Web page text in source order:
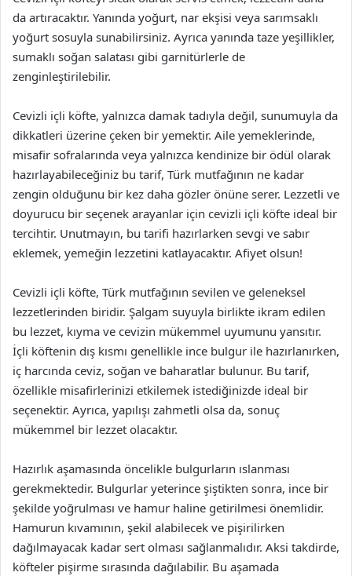
da artıracaktır. Yanında yoğurt, nar ekşisi veya sarımsaklı
yoğurt sosuyla sunabilirsiniz. Ayrıca yanında taze yeşillikler,
sumaklı soğan salatası gibi garnitürlerle de
zenginleştirilebilir.
Cevizli içli köfte, yalnızca damak tadıyla değil, sunumuyla da
dikkatleri üzerine çeken bir yemektir. Aile yemeklerinde,
misafir sofralarında veya yalnızca kendinize bir ödül olarak
hazırlayabileceğiniz bu tarif, Türk mutfağının ne kadar
zengin olduğunu bir kez daha gözler önüne serer. Lezzetli ve
doyurucu bir seçenek arayanlar için cevizli içli köfte ideal bir
tercihtir. Unutmayın, bu tarifi hazırlarken sevgi ve sabır
eklemek, yemeğin lezzetini katlayacaktır. Afiyet olsun!
Cevizli içli köfte, Türk mutfağının sevilen ve geleneksel
lezzetlerinden biridir. Şalgam suyuyla birlikte ikram edilen
bu lezzet, kıyma ve cevizin mükemmel uyumunu yansıtır.
İçli köftenin dış kısmı genellikle ince bulgur ile hazırlanırken,
iç harcında ceviz, soğan ve baharatlar bulunur. Bu tarif,
özellikle misafirlerinizi etkilemek istediğinizde ideal bir
seçenektir. Ayrıca, yapılışı zahmetli olsa da, sonuç
mükemmel bir lezzet olacaktır.
Hazırlık aşamasında öncelikle bulgurların ıslanması
gerekmektedir. Bulgurlar yeterince şiştikten sonra, ince bir
şekilde yoğrulması ve hamur haline getirilmesi önemlidir.
Hamurun kıvamının, şekil alabilecek ve pişirilirken
dağılmayacak kadar sert olması sağlanmalıdır. Aksi takdirde,
köfteler pişirme sırasında dağılabilir. Bu aşamada